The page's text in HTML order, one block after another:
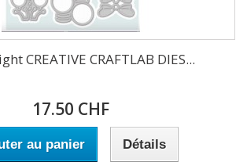
CREATIVE CRAFTLAB DIES...
17.50 CHF
au panier Détails